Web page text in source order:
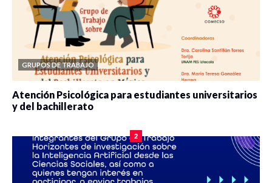
GRUPOS DE TRABAJO
Atención Psicológica para estudiantes universitarios
y del bachillerato
2